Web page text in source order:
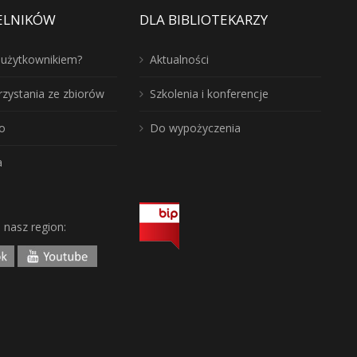
ze zbiorów
region:
DLA BIBLIOTEKARZY
Aktualności
Szkolenia i konferencje
Do wypożyczenia